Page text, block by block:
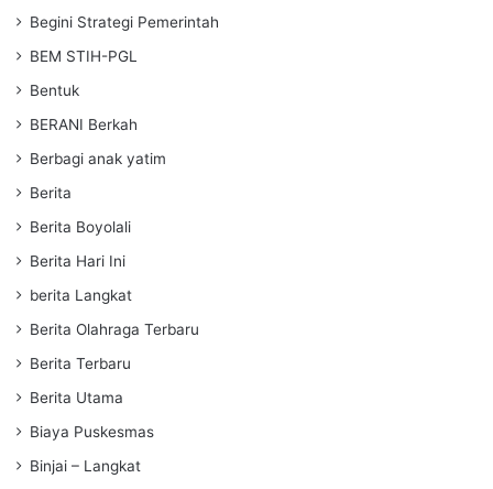
Begini Strategi Pemerintah
BEM STIH-PGL
Bentuk
BERANI Berkah
Berbagi anak yatim
Berita
Berita Boyolali
Berita Hari Ini
berita Langkat
Berita Olahraga Terbaru
Berita Terbaru
Berita Utama
Biaya Puskesmas
Binjai – Langkat